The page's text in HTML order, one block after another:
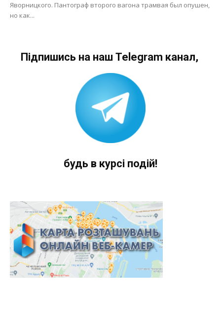
Яворницкого. Пантограф второго вагона трамвая был опушен,
но как...
Підпишись на наш Telegram канал,
будь в курсі подій!